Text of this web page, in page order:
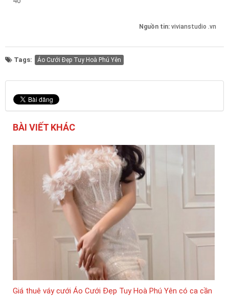
Nguồn tin: vivianstudio .vn
Tags: Áo Cưới Đẹp Tuy Hoà Phú Yên
BÀI VIẾT KHÁC
Giá thuê váy cưới Áo Cưới Đẹp Tuy Hoà Phú Yên có ca cần